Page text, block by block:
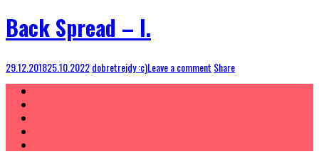
Back Spread – I.
29.12.201825.10.2022dobretrejdy :c)Leave a comment Share